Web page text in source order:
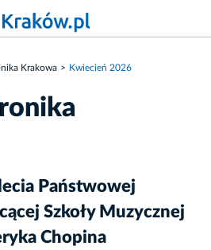
Krakowa Kwiecień 2026
Państwowej
Szkoły Muzycznej
Chopina